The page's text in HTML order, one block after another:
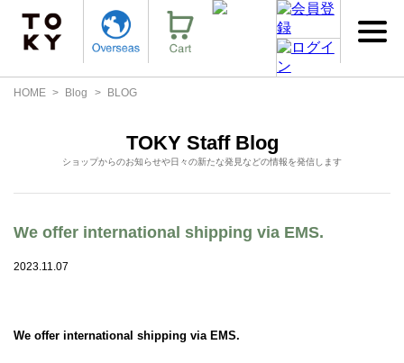
HOME Blog BLOG
TOKY Staff Blog
ショップからのお知らせや日々の新たな発見などの情報を発信します
We offer international shipping via EMS.
2023.11.07
We offer international shipping via EMS.